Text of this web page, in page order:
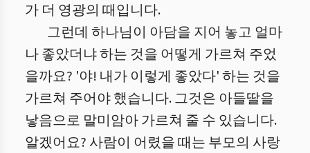
가 더 영광의 때입니다.
그런데 하나님이 아담을 지어 놓고 얼마
나 좋았더냐 하는 것을 어떻게 가르쳐 주었
을까요? '야! 내가 이렇게 좋았다' 하는 것을
가르쳐 주어야 했습니다. 그것은 아들딸을
낳음으로 말미암아 가르쳐 줄 수 있습니다.
알겠어요? 사람이 어렸을 때는 부모의 사랑